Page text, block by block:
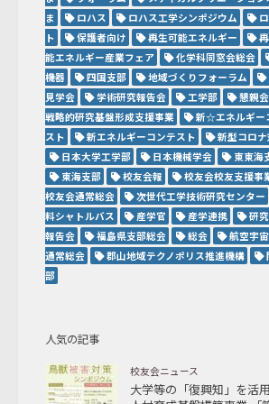
ま
ロハス ロハス工学シンポジウム
ト
保護者向け 再生可能エネルギー
能エネルギー産業フェア
化学科同窓会総会
機器
四国支部 地域づくりフォーラム
見学会
学術研究報告会 工学部
懇親会
戦略的研究基盤形成支援事業
新☆エネルギー
スト
新エネルギーコンテスト
新型コロ
日本大学工学部
日本機械学会
東東海
東海支部
校友会報
校友会校友支援事
校友会通常総会
次世代工学技術研究センター
料シャトルバス
産学官 産学連携
研
報告会
福島県支部総会 総会
航空宇宙
通常総会
郡山地域テクノポリス推進機構
部
人気の記事
校友会ニュース
大学等の「復興知」を活